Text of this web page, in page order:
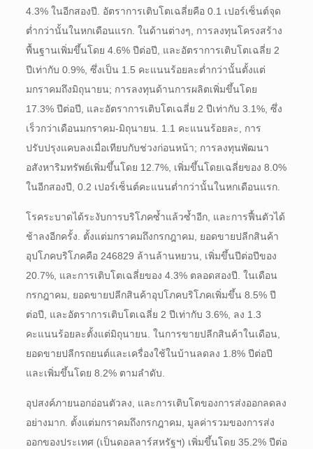
4.3% ในอีกสองปี. อัตราการเติบโตเฉลี่ยคือ 0.1 เปอร์เซ็นต์จุด
ต่ำกว่านั้นในหกเดือนแรก. ในด้านต่างๆ, การลงทุนโครงสร้าง
พื้นฐานเพิ่มขึ้นโดย 4.6% ปีต่อปี, และอัตราการเติบโตเฉลี่ย 2
ปีเท่ากับ 0.9%, ซึ่งเป็น 1.5 คะแนนร้อยละต่ำกว่านั้นตั้งแต่
มกราคมถึงมิถุนายน; การลงทุนด้านการผลิตเพิ่มขึ้นโดย
17.3% ปีต่อปี, และอัตราการเติบโตเฉลี่ย 2 ปีเท่ากับ 3.1%, ซึ่ง
เร็วกว่าเดือนมกราคม-มิถุนายน. 1.1 คะแนนร้อยละ, การ
ปรับปรุงแคบลงเมื่อเทียบกับช่วงก่อนหน้า; การลงทุนพัฒนา
อสังหาริมทรัพย์เพิ่มขึ้นโดย 12.7%, เพิ่มขึ้นโดยเฉลี่ยของ 8.0%
ในอีกสองปี, 0.2 เปอร์เซ็นต์คะแนนต่ำกว่านั้นในหกเดือนแรก.
โรคระบาดได้ระงับการบริโภคซ้ำแล้วซ้ำอีก, และการฟื้นตัวได้
ช้าลงอีกครั้ง. ตั้งแต่มกราคมถึงกรกฎาคม, ยอดขายปลีกสินค้า
อุปโภคบริโภคคือ 246829 ล้านล้านหยวน, เพิ่มขึ้นปีต่อปีของ
20.7%, และการเติบโตเฉลี่ยของ 4.3% ตลอดสองปี. ในเดือน
กรกฎาคม, ยอดขายปลีกสินค้าอุปโภคบริโภคเพิ่มขึ้น 8.5% ปี
ต่อปี, และอัตราการเติบโตเฉลี่ย 2 ปีเท่ากับ 3.6%, ลง 1.3
คะแนนร้อยละตั้งแต่มิถุนายน. ในการขายปลีกสินค้าในเดือน,
ยอดขายปลีกรถยนต์และเครื่องใช้ในบ้านลดลง 1.8% ปีต่อปี
และเพิ่มขึ้นโดย 8.2% ตามลำดับ.
อุปสงค์ภายนอกอ่อนตัวลง, และการเติบโตของการส่งออกลดลง
อย่างมาก. ตั้งแต่มกราคมถึงกรกฎาคม, มูลค่ารวมของการส่ง
ออกของประเทศ (เป็นดอลลาร์สหรัฐฯ) เพิ่มขึ้นโดย 35.2% ปีต่อ